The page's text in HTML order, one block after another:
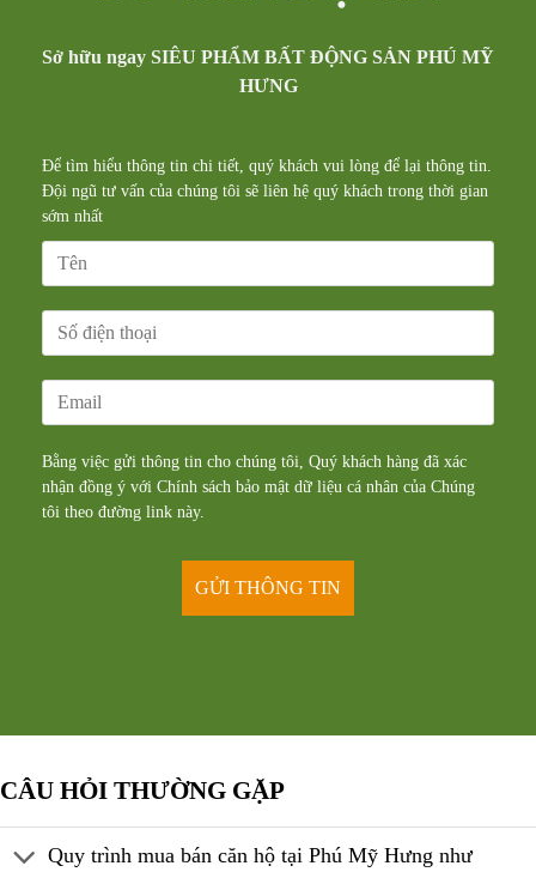
Sở hữu ngay SIÊU PHẨM BẤT ĐỘNG SẢN PHÚ MỸ
HƯNG
Để tìm hiểu thông tin chi tiết, quý khách vui lòng để lại thông tin.
Đội ngũ tư vấn của chúng tôi sẽ liên hệ quý khách trong thời gian
sớm nhất
Bằng việc gửi thông tin cho chúng tôi, Quý khách hàng đã xác
nhận đồng ý với Chính sách bảo mật dữ liệu cá nhân của Chúng
tôi theo đường link này.
CÂU HỎI THƯỜNG GẶP
Quy trình mua bán căn hộ tại Phú Mỹ Hưng như